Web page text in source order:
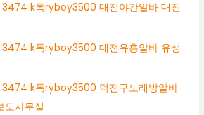
k톡ryboy3500 대전야간알바 대전
k톡ryboy3500 대전유흥알바 유성
k톡ryboy3500 덕진구노래방알바
도사무실